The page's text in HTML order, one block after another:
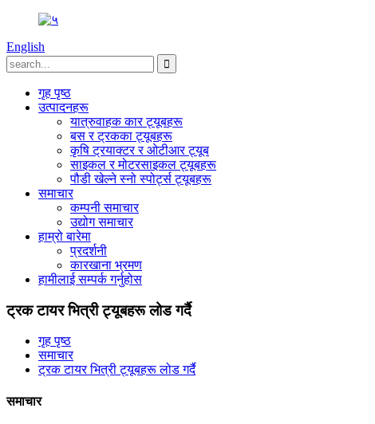
English
गृह पृष्ठ
उत्पादनहरू
यात्रुवाहक कार ट्यूबहरू
बस र ट्रकका ट्यूबहरू
कृषि ट्रयाक्टर र ओटीआर ट्यूब
साइकल र मोटरसाइकल ट्यूबहरू
पौडी खेल्ने स्नो स्पोर्ट्स ट्यूबहरू
समाचार
कम्पनी समाचार
उद्योग समाचार
हाम्रो बारेमा
प्रदर्शनी
कारखाना भ्रमण
हामीलाई सम्पर्क गर्नुहोस
ट्रक टायर भित्री ट्यूबहरू लोड गर्दै
गृह पृष्ठ
समाचार
ट्रक टायर भित्री ट्यूबहरू लोड गर्दै
समाचार